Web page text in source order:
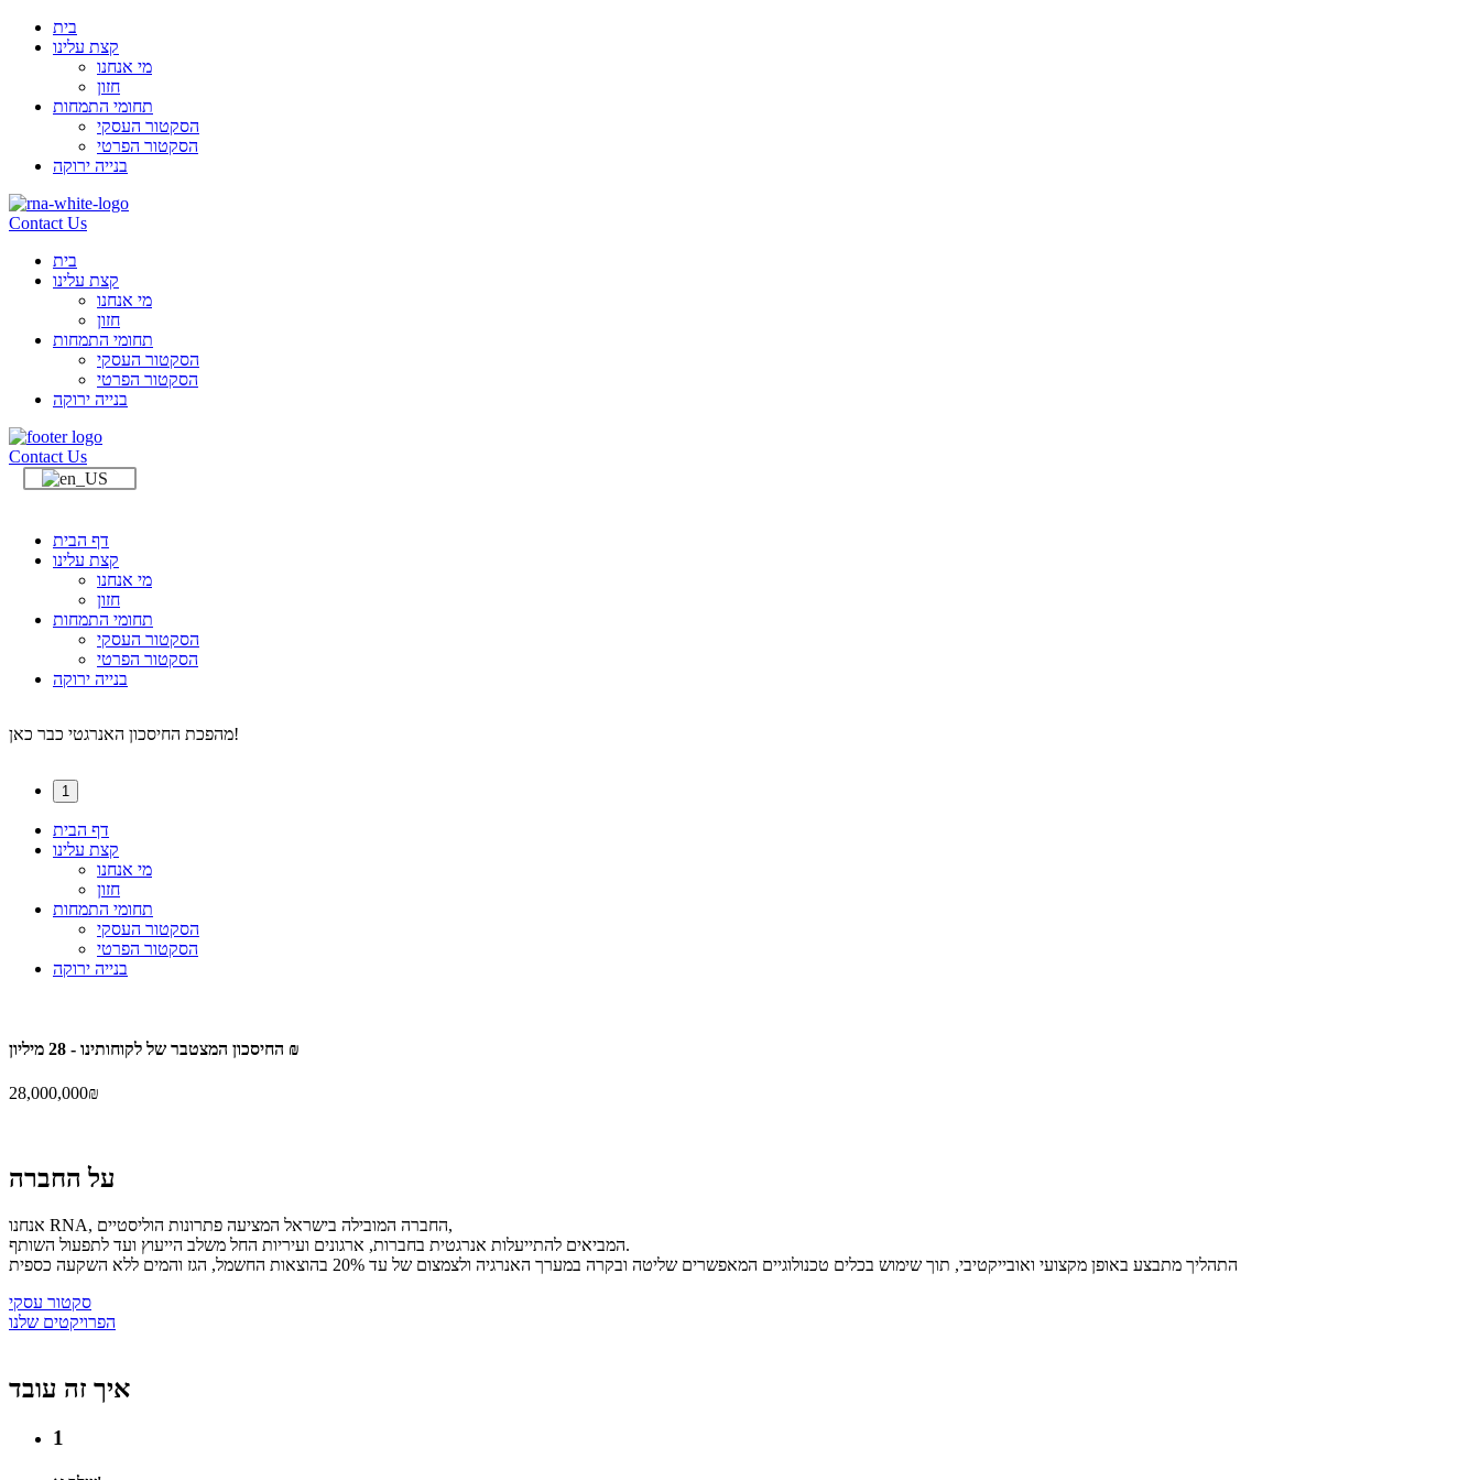
בית
קצת עלינו
מי אנחנו
חזון
תחומי התמחות
הסקטור העסקי
הסקטור הפרטי
בנייה ירוקה
Contact Us
בית
קצת עלינו
מי אנחנו
חזון
תחומי התמחות
הסקטור העסקי
הסקטור הפרטי
בנייה ירוקה
Contact Us
דף הבית
קצת עלינו
מי אנחנו
חזון
תחומי התמחות
הסקטור העסקי
הסקטור הפרטי
בנייה ירוקה
מהפכת החיסכון האנרגטי כבר כאן!
1
דף הבית
קצת עלינו
מי אנחנו
חזון
תחומי התמחות
הסקטור העסקי
הסקטור הפרטי
בנייה ירוקה
החיסכון המצטבר של לקוחותינו - 28 מיליון ₪
28,000,000₪
על החברה
אנחנו RNA, החברה המובילה בישראל המציעה פתרונות הוליסטיים,
המביאים להתייעלות אנרגטית בחברות, ארגונים ועיריות החל משלב הייעוץ ועד לתפעול השותף.
התהליך מתבצע באופן מקצועי ואובייקטיבי, תוך שימוש בכלים טכנולוגיים המאפשרים שליטה ובקרה במערך האנרגיה ולצמצום של עד 20% בהוצאות החשמל, הגז והמים ללא השקעה כספית
סקטור עסקי
הפרויקטים שלנו
איך זה עובד
1